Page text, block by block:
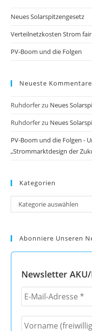
Neues Solarspitzengesetz
Verteilnetzkosten Strom
PV-Boom und die Folgen
Neueste Kommentare
Ruhdorferzu Neues
Ruhdorferzu Neues
PV-Boom und die Folgen -
„Strommarktdesign der
Kategorien
Kategorien
Kategorie auswählen
Abonniere Unseren
Newsletter